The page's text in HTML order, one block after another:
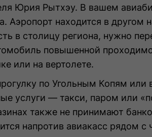
Юрия Рытхэу. В вашем
Аэропорт находится в
в столицу региона, нужно
повышенной
или на вертолете.
по Угольным Копям или
услуги — такси, паром или
также не принимают
напротив авиакасс рядом с